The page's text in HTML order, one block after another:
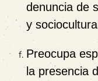
denuncia de
y
Preocupa
la presencia